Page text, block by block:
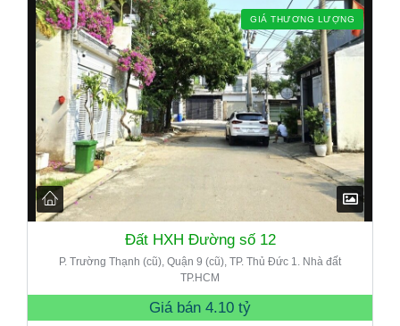
GIÁ THƯƠNG LƯỢNG
Đất HXH Đường số 12
P. Trường Thạnh (cũ), Quận 9 (cũ), TP. Thủ Đức 1. Nhà đất
TP.HCM
Giá bán 4.10 tỷ